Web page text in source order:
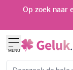
Ga naar de inhoud
Op zoek naar
MENU